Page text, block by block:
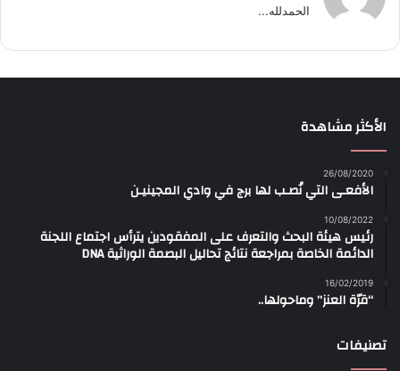
الحمدلله...
الأكثر مشاهدة
26/08/2020
الأفعـى التي نُصـب لها برج في وادي المجينيـن
10/08/2022
رئيس هيئة البحث والتعرف على المفقودين يترأس اجتماع اللجنة
الدائمة الخاصة بمراجعة نتائج تحاليل البصمة الوراثية DNA
16/02/2019
“قرّة العنز” وماحولها..
تصنيفات